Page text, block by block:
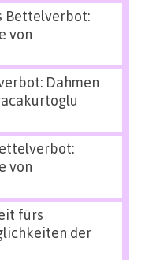
Bettelverbot:
von
Dahmen
von
fürs
der